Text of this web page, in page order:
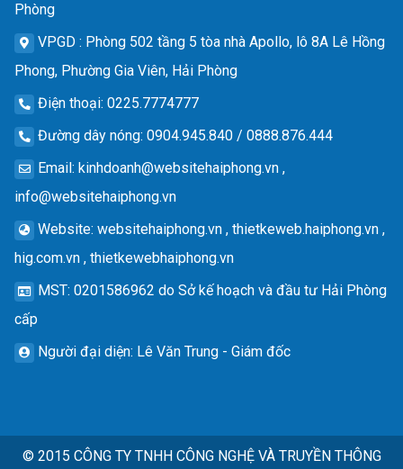
Phòng
VPGD : Phòng 502 tầng 5 tòa nhà Apollo, lô 8A Lê Hồng
Phong, Phường Gia Viên, Hải Phòng
Điện thoại: 0225.7774777
Đường dây nóng: 0904.945.840 / 0888.876.444
Email: kinhdoanh@websitehaiphong.vn ,
info@websitehaiphong.vn
Website: websitehaiphong.vn , thietkeweb.haiphong.vn ,
hig.com.vn , thietkewebhaiphong.vn
MST: 0201586962 do Sở kế hoạch và đầu tư Hải Phòng
cấp
Người đại diện: Lê Văn Trung - Giám đốc
© 2015 CÔNG TY TNHH CÔNG NGHỆ VÀ TRUYỀN THÔNG